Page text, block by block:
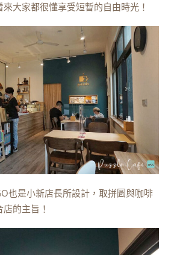
大家都很懂享受短暫的自由時光！
也是小新店長所設計，取拼圖與咖啡
的主旨！